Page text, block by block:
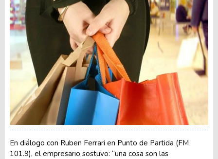
En diálogo con Ruben Ferrari en Punto de Partida (FM
101.9), el empresario sostuvo: “una cosa son las